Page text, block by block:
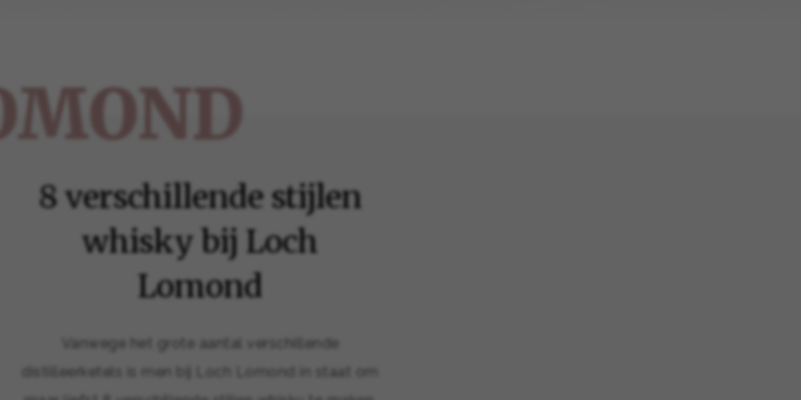
8 verschillende stijlen
whisky bij Loch
Lomond
Vanwege het grote aantal verschillende
distilleerketels is men bij Loch Lomond in staat om